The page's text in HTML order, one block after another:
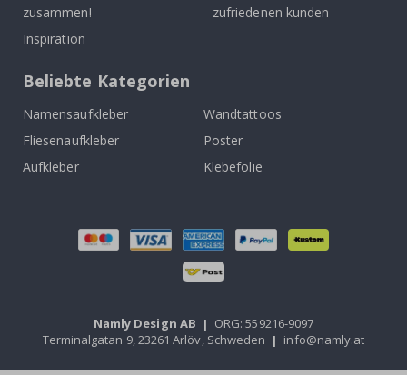
zusammen!
Inspiration
zufriedenen kunden
Beliebte Kategorien
Namensaufkleber
Wandtattoos
Fliesenaufkleber
Poster
Aufkleber
Klebefolie
Namly Design AB | ORG: 559216-9097
Terminalgatan 9, 23261 Arlöv, Schweden | info@namly.at